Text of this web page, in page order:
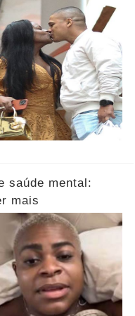
saúde mental:
mais